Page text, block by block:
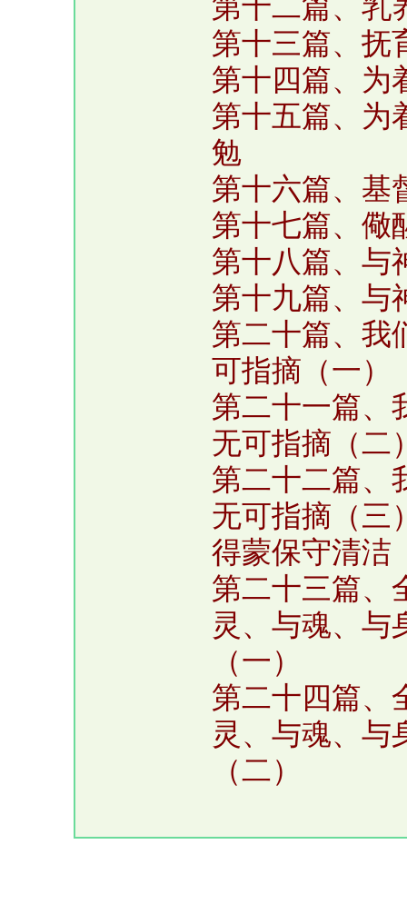
第十二篇、乳
第十三篇、抚
第十四篇、为
第十五篇、为
勉
第十六篇、基
第十七篇、儆
第十八篇、与
第十九篇、与
第二十篇、我
可指摘（一）
第二十一篇、
无可指摘（二
第二十二篇、
无可指摘（三
得蒙保守清洁
第二十三篇、
灵、与魂、与
（一）
第二十四篇、
灵、与魂、与
（二）